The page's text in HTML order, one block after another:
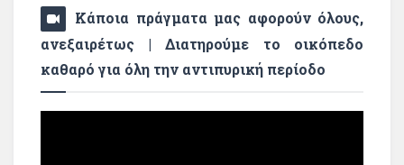
Κάποια πράγματα μας αφορούν όλους,
ανεξαιρέτως | Διατηρούμε το οικόπεδο
καθαρό για όλη την αντιπυρική περίοδο